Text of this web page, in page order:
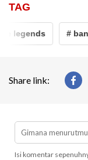
TAG
#
Share link:
Isi komentar